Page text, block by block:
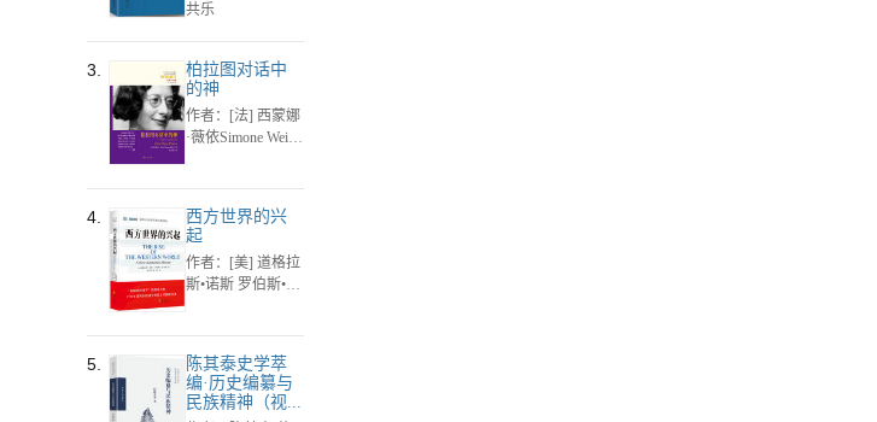
共乐
3.
柏拉图对话中
的神
作者：[法] 西蒙娜
·薇依Simone Weil
4.
西方世界的兴
起
作者：[美] 道格拉
斯•诺斯 罗伯斯•托
5.
陈其泰史学萃
编·历史编纂与
民族精神（视...